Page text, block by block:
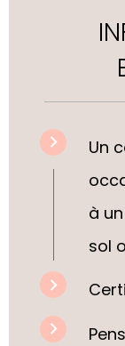
Un
à
sol